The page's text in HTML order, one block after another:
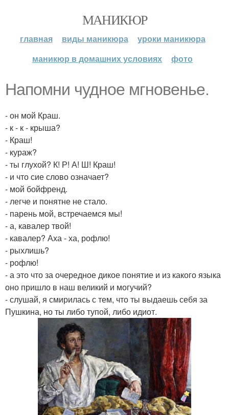
МАНИКЮР
главная виды маникюра
уроки маникюра
маникюр в домашних условиях
фото
Напомни чудное мгновенье.
- он мой Краш.
- к - к - крыша?
- Краш!
- кураж?
- ты глухой? К! Р! А! Ш! Краш!
- и что сие слово означает?
- мой бойфренд.
- легче и понятне не стало.
- парень мой, встречаемся мы!
- а, кавалер твой!
- кавалер? Аха - ха, рофлю!
- рыхлишь?
- рофлю!
- а это что за очередное дикое понятие и из какого языка
оно пришло в наш великий и могучий?
- слушай, я смирилась с тем, что ты выдаешь себя за
Пушкина, но ты либо тупой, либо идиот.